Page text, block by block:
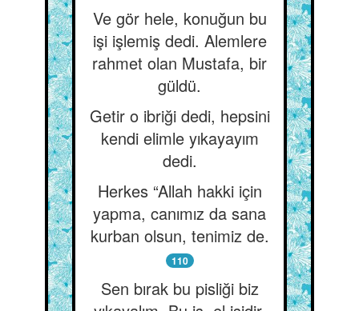
Ve gör hele, konuğun bu
işi işlemiş dedi. Alemlere
rahmet olan Mustafa, bir
güldü.
Getir o ibriği dedi, hepsini
kendi elimle yıkayayım
dedi.
Herkes “Allah hakki için
yapma, canımız da sana
kurban olsun, tenimiz de.
110
Sen bırak bu pisliği biz